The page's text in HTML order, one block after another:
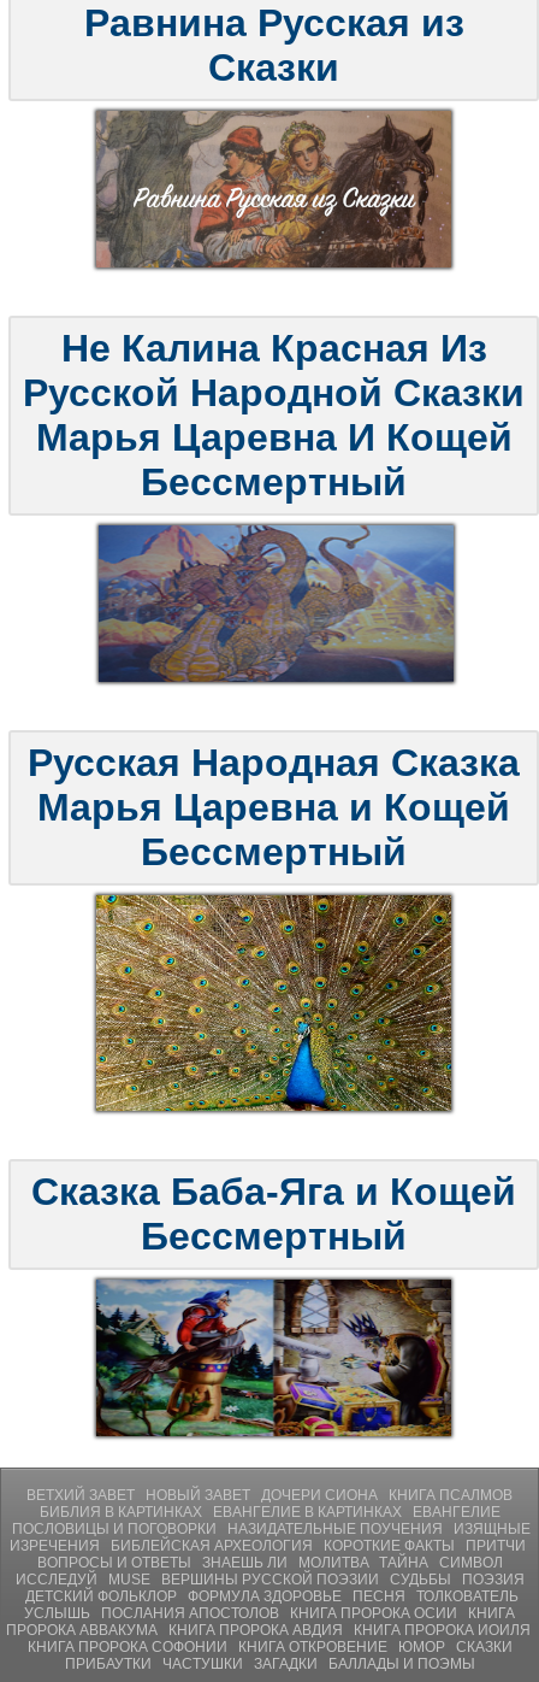
Равнина Русская из
Сказки
Не Калина Красная Из
Русской Народной Сказки
Марья Царевна И Кощей
Бессмертный
Русская Народная Сказка
Марья Царевна и Кощей
Бессмертный
Сказка Баба-Яга и Кощей
Бессмертный
ВЕТХИЙ ЗАВЕТ НОВЫЙ ЗАВЕТ ДОЧЕРИ СИОНА
КНИГА ПСАЛМОВ
БИБЛИЯ В КАРТИНКАХ
ЕВАНГЕЛИЕ В КАРТИНКАХ
ЕВАНГЕЛИЕ
ПОСЛОВИЦЫ И ПОГОВОРКИ
НАЗИДАТЕЛЬНЫЕ ПОУЧЕНИЯ
ИЗЯЩНЫЕ
ИЗРЕЧЕНИЯ
БИБЛЕЙСКАЯ АРХЕОЛОГИЯ КОРОТКИЕ ФАКТЫ
ПРИТЧИ
ВОПРОСЫ И ОТВЕТЫ
ЗНАЕШЬ ЛИ МОЛИТВA ТАЙНА
СИМВОЛ
ИССЛЕДУЙ
MUSE ВЕРШИНЫ РУССКОЙ ПОЭЗИИ СУДЬБЫ
ПОЭЗИЯ
ДЕТСКИЙ ФОЛЬКЛОР
ФОРМУЛА ЗДОРОВЬЕ ПЕСНЯ
ТОЛКОВАТЕЛЬ
УСЛЫШЬ
ПОСЛАНИЯ АПОСТОЛОВ КНИГА ПРОРОКА ОСИИ
КНИГА
ПРОРОКА АВВАКУМА
КНИГА ПРОРОКА АВДИЯ
КНИГА ПРОРОКА ИОИЛЯ
КНИГА ПРОРОКА СОФОНИИ
КНИГА ОТКРОВЕНИЕ ЮМОР
СКАЗКИ
ПРИБАУТКИ
ЧАСТУШКИ ЗАГАДКИ БАЛЛАДЫ И ПОЭМЫ